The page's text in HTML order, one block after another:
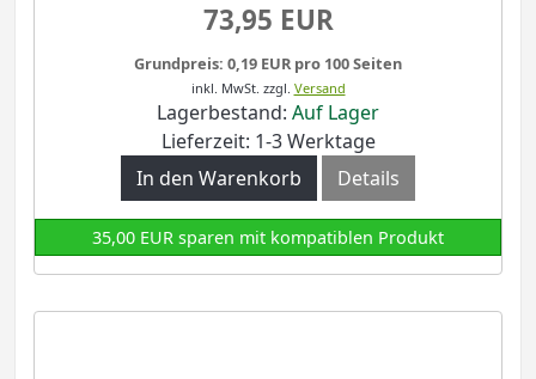
73,95 EUR
Grundpreis: 0,19 EUR pro 100 Seiten
inkl. MwSt. zzgl. Versand
Lagerbestand: Auf Lager
Lieferzeit: 1-3 Werktage
In den Warenkorb
Details
35,00 EUR sparen mit kompatiblen Produkt